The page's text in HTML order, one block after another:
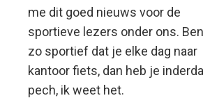
me dit goed nieuws voor de
sportieve lezers onder ons.
zo sportief dat je elke dag naar
kantoor fiets, dan heb je
pech, ik weet het.